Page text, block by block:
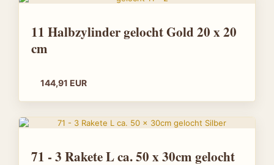
11 Halbzylinder gelocht Gold 20 x 20
cm
144,91 EUR
71 - 3 Rakete L ca. 50 x 30cm gelocht